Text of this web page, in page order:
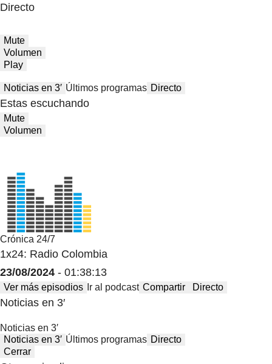
Directo
Mute
Volumen
Play
Noticias en 3′ Últimos programas Directo
Estas escuchando
Mute
Volumen
Crónica 24/7
1x24: Radio Colombia
23/08/2024 - 01:38:13
Ver más episodios Ir al podcast Compartir Directo
Noticias en 3′
Noticias en 3′
Noticias en 3′ Últimos programas Directo
Cerrar